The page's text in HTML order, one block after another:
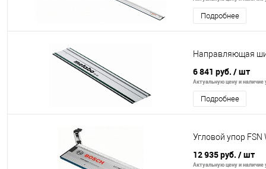
Подробнее
Направляющая
6 841 руб. / шт
Актуальную цену и наличие
Подробнее
Угловой упор FSN
12 935 руб. / шт
Актуальную цену и наличие